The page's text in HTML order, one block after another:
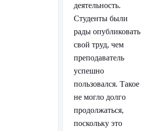
деятельность.
Студенты были
рады опубликовать
свой труд, чем
преподаватель
успешно
пользовался. Такое
не могло долго
продолжаться,
поскольку это